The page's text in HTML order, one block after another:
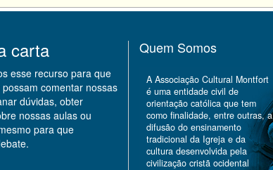
carta
esse recurso para que
comentar nossas
dúvidas, obter
nossas aulas ou
para que
Quem Somos
A Associação Cultural Montfort
é uma entidade civil de
orientação católica que tem
como finalidade, entre outras, a
difusão do ensinamento
tradicional da Igreja e da
cultura desenvolvida pela
civilização cristã ocidental